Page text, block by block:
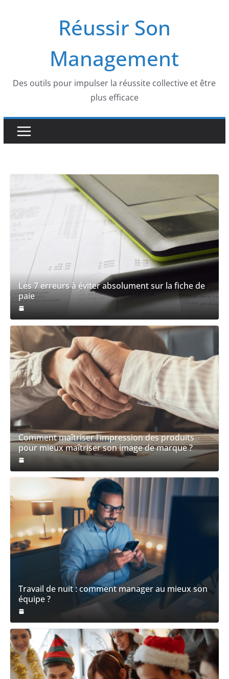
Réussir Son
Management
Des outils pour impulser la réussite collective et être
plus efficace
Les 7 erreurs à éviter absolument sur la fiche de
paie
Comment maîtriser l’impression des produits
pour mieux maîtriser son image de marque ?
Travail de nuit : comment manager au mieux son
équipe ?